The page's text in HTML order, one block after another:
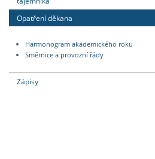
Opatření děkana
Harmonogram akademického roku
Směrnice a provozní řády
Zápisy